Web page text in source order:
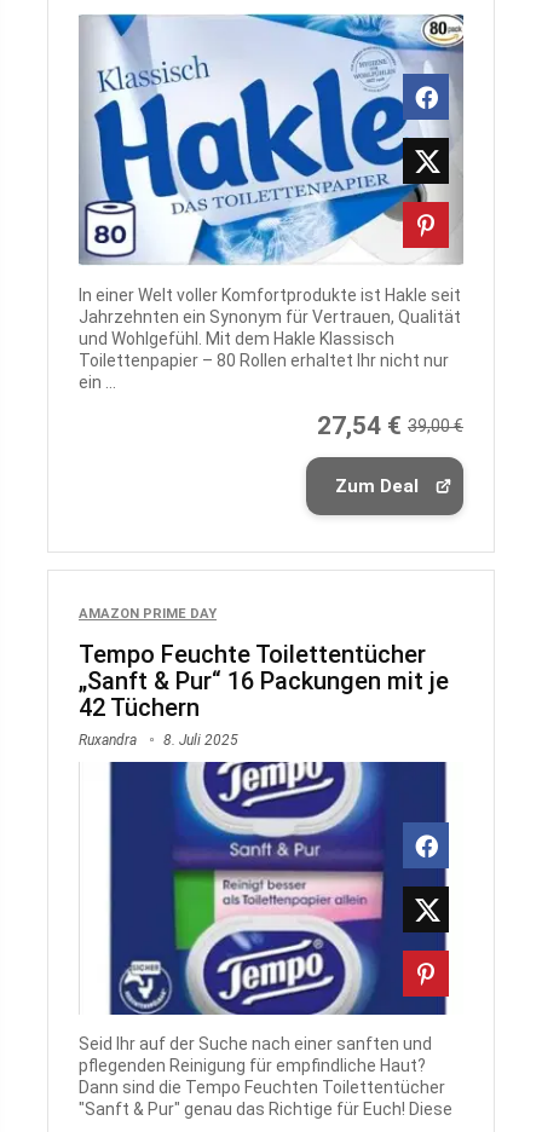
In einer Welt voller Komfortprodukte ist Hakle seit
Jahrzehnten ein Synonym für Vertrauen, Qualität
und Wohlgefühl. Mit dem Hakle Klassisch
Toilettenpapier – 80 Rollen erhaltet Ihr nicht nur
ein ...
27,54 € 39,00 €
Zum Deal
AMAZON PRIME DAY
Tempo Feuchte Toilettentücher
„Sanft & Pur“ 16 Packungen mit je
42 Tüchern
Ruxandra 8. Juli 2025
Seid Ihr auf der Suche nach einer sanften und
pflegenden Reinigung für empfindliche Haut?
Dann sind die Tempo Feuchten Toilettentücher
"Sanft & Pur" genau das Richtige für Euch! Diese